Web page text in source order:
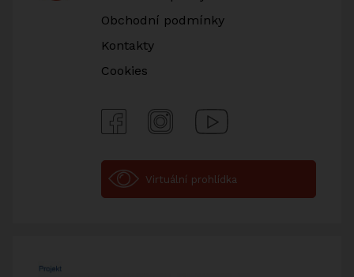
Obchodní podmínky
Kontakty
Cookies
Virtuální prohlídka